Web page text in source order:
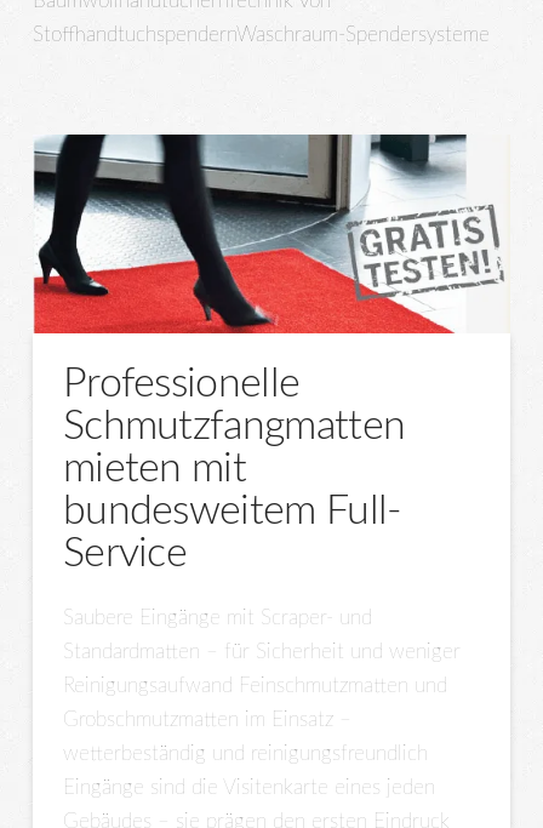
StoffhandtuchspendernWaschraum-Spendersysteme
Professionelle
Schmutzfangmatten
mieten mit
bundesweitem Full-
Service
Saubere Eingänge mit Scraper- und
Standardmatten – für Sicherheit und weniger
Reinigungsaufwand Feinschmutzmatten und
Grobschmutzmatten im Einsatz –
wetterbeständig und reinigungsfreundlich
Eingänge sind die Visitenkarte eines jeden
Gebäudes – sie prägen den ersten Eindruck